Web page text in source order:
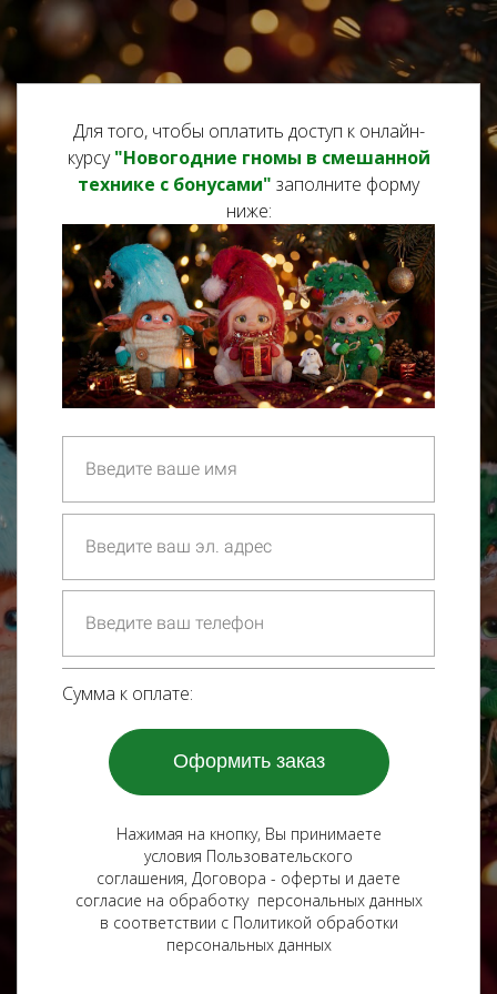
Для того, чтобы оплатить доступ к онлайн-
курсу"Новогодние гномы в смешанной
технике с бонусами" заполните форму
ниже:
Сумма к оплате:
Оформить заказ
Нажимая на кнопку, Вы принимаете
условия Пользовательского
соглашения, Договора - оферты и даете
согласие на обработку персональных данных
в соответствии с Политикой обработки
персональных данных